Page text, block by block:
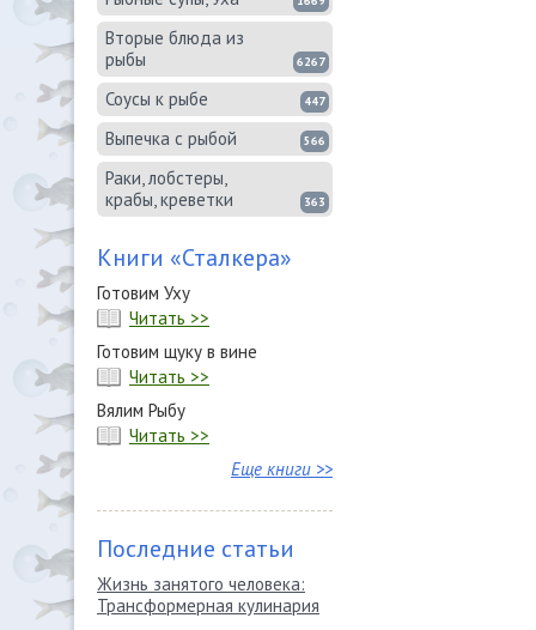
Вторые блюда из
рыбы
6267
Соусы к рыбе 447
Выпечка с рыбой 566
Раки, лобстеры,
крабы, креветки
363
Книги «Сталкера»
Готовим Уху
Читать >>
Готовим щуку в вине
Читать >>
Вялим Рыбу
Читать >>
Еще книги >>
Последние статьи
Жизнь занятого человека:
Трансформерная кулинария